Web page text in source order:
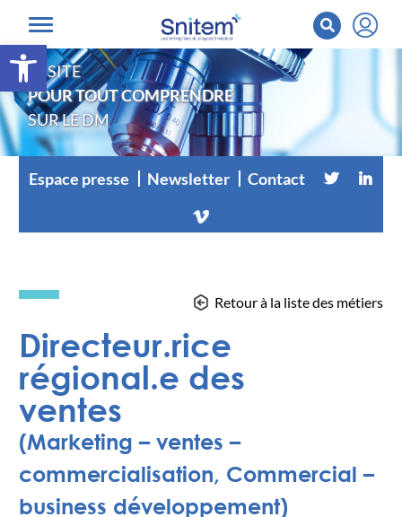
Ouvrir la barre d’outils
LE SITE
POUR TOUT COMPRENDRE
SUR LE DM
Espace presse Newsletter Contact
Retour à la liste des métiers
Directeur.rice
régional.e des
ventes
(Marketing – ventes –
commercialisation, Commercial –
business développement)